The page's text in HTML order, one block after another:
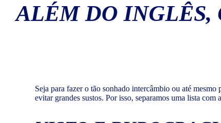
ALÉM DO INGLÊS,
Seja para fazer o tão sonhado intercâmbio ou até
evitar grandes sustos. Por isso, separamos uma lista